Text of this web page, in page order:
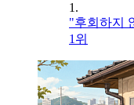
1.
"후회하지
1위